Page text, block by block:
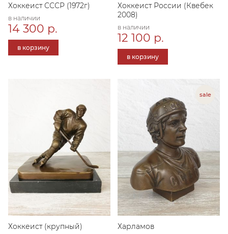
Хоккеист СССР (1972г)
в наличии
14 300 р.
в корзину
Хоккеист России (Квебек
2008)
в наличии
12 100 р.
в корзину
Хоккеист (крупный) Харламов